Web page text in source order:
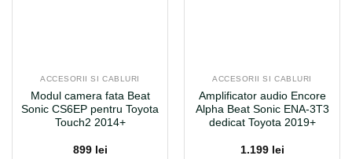
ACCESORII SI CABLURI
Modul camera fata Beat
Sonic CS6EP pentru Toyota
Touch2 2014+
899 lei
ACCESORII SI CABLURI
Amplificator audio Encore
Alpha Beat Sonic ENA-3T3
dedicat Toyota 2019+
1.199 lei